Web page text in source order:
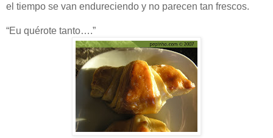
el tiempo se van endureciendo y no parecen tan frescos.
“Eu quérote tanto….”